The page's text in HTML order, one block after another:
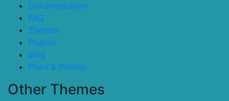
Documentation
FAQ
Themes
Plugins
Blog
Plans & Pricing
Other Themes